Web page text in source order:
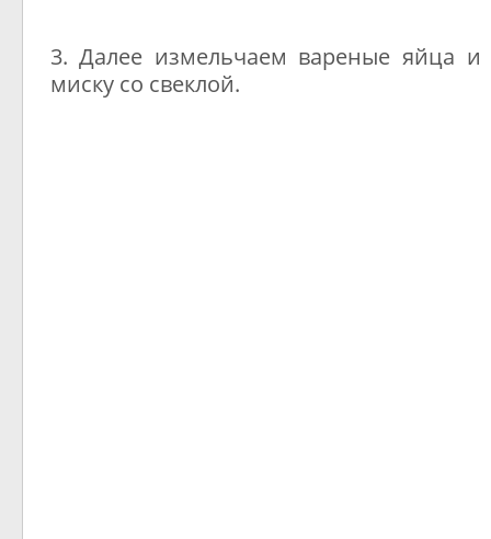
3. Далее измельчаем вареные яйца и
миску со свеклой.